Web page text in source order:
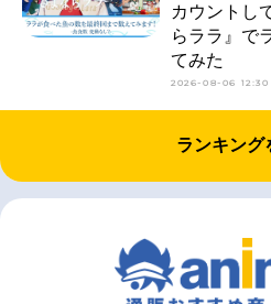
カウントし
らララ』で
てみた
2026-08-06 12:30
ランキング